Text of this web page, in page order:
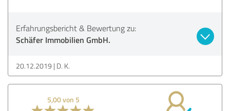
Erfahrungsbericht & Bewertung zu:
Schäfer Immobilien GmbH.
20.12.2019 D. K.
5,00 von 5